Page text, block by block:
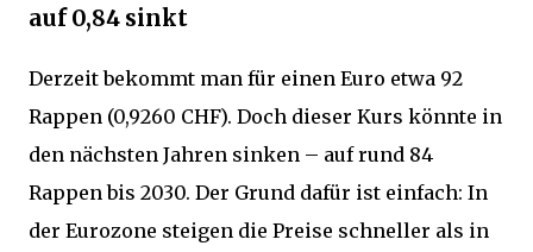
auf 0,84 sinkt
Derzeit bekommt man für einen Euro etwa 92
Rappen (0,9260 CHF). Doch dieser Kurs könnte in
den nächsten Jahren sinken – auf rund 84
Rappen bis 2030. Der Grund dafür ist einfach: In
der Eurozone steigen die Preise schneller als in